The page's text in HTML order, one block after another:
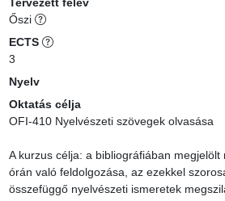
Tervezett félév
Őszi
ECTS
3
Nyelv
Oktatás célja
OFI-410 Nyelvészeti szövegek olvasása
A kurzus célja: a bibliográfiában megjelölt
órán való feldolgozása, az ezekkel
összefüggő nyelvészeti ismeretek